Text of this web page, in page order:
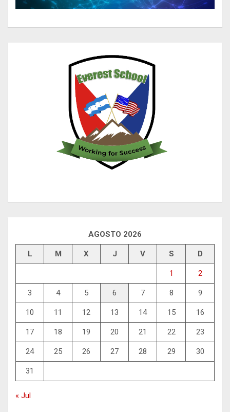
AGOSTO 2026
L M X J V S D
1 2
3 4 5 6 7 8 9
10 11 12 13 14 15 16
17 18 19 20 21 22 23
24 25 26 27 28 29 30
31
« Jul